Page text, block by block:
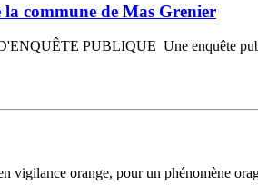
commune de Mas Grenier
PUBLIQUE Une enquête
vigilance orange, pour un phénomène